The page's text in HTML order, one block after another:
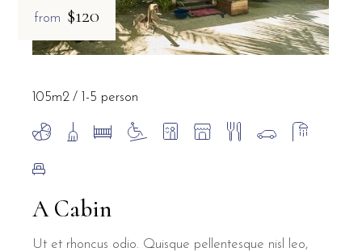
from $120
A Cabin
Ut et rhoncus odio. Quisque pellentesque nisl leo,
105m2 1-5 person